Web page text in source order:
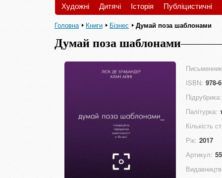
Художні Дитячі Історія Публіцистичні
Головна Книги Бізнес Думай поза шаблонами
Думай поза шаблонами
ISBN: 978-
Підрубрика:
Палітурка:
Кількість
Рік: 2017
Артикул: